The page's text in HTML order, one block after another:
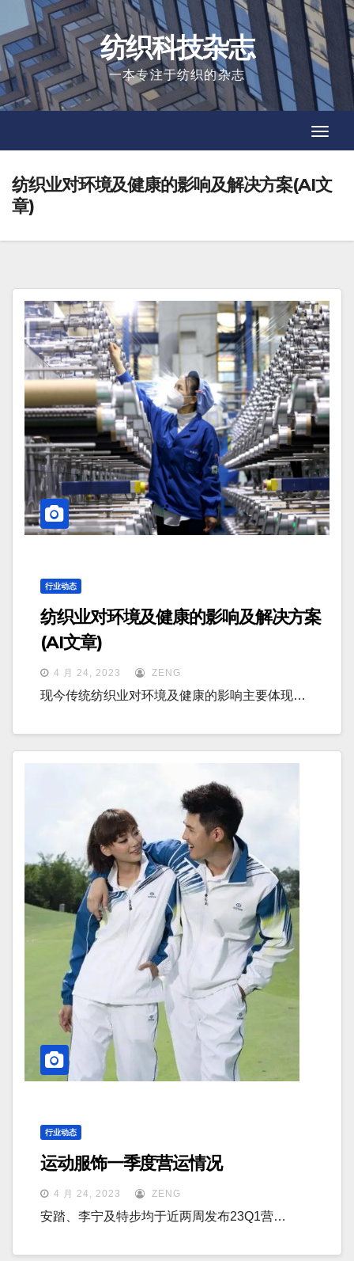
to
content
纺织科技杂志
一本专注于纺织的杂志
纺织业对环境及健康的影响及解决方案(AI文
章)
行业动态
纺织业对环境及健康的影响及解决方案
(AI文章)
4 月 24, 2023 ZENG
现今传统纺织业对环境及健康的影响主要体现…
行业动态
运动服饰一季度营运情况
4 月 24, 2023 ZENG
安踏、李宁及特步均于近两周发布23Q1营…